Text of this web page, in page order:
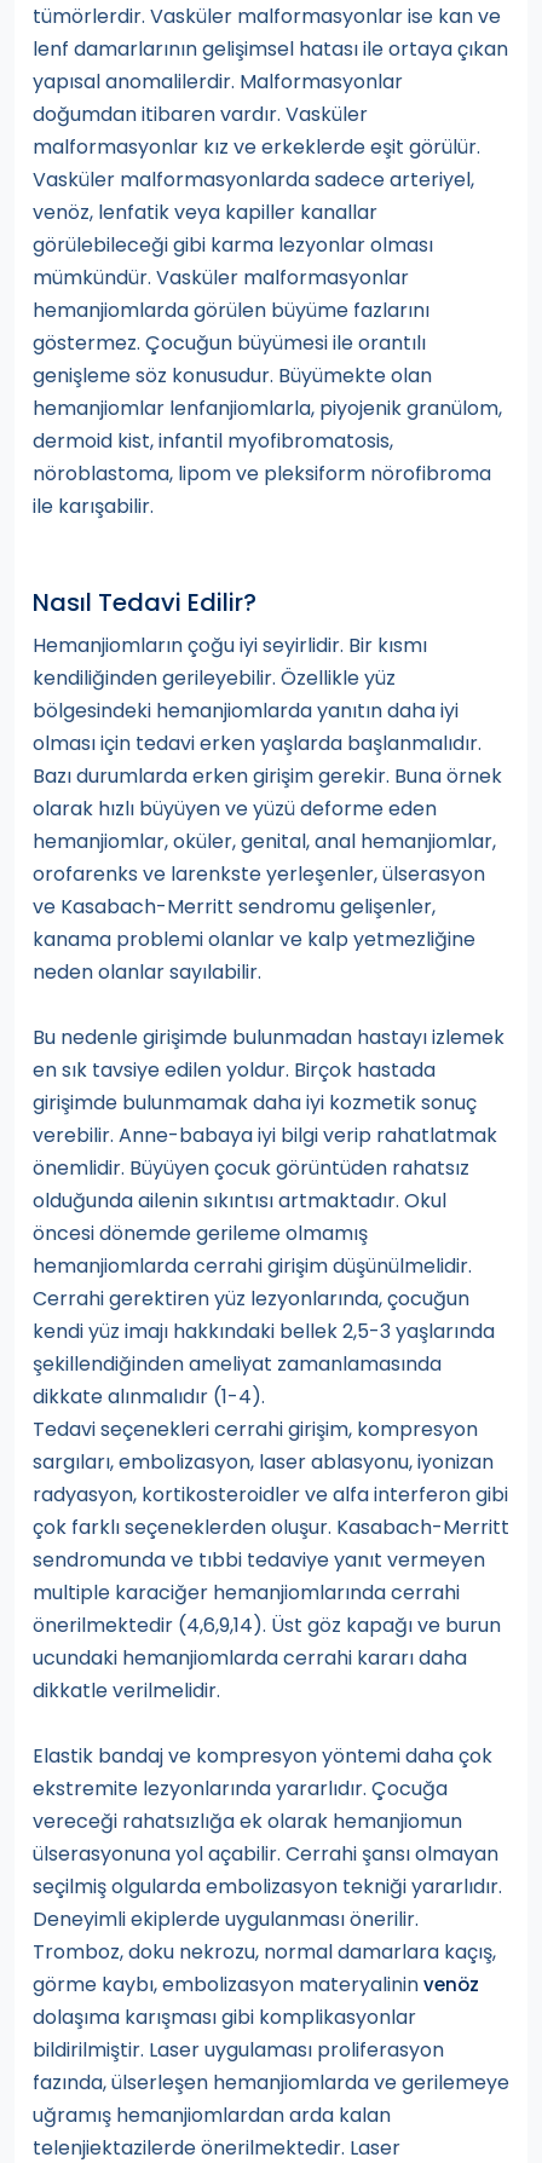
tümörlerdir. Vasküler malformasyonlar ise kan ve
lenf damarlarının gelişimsel hatası ile ortaya çıkan
yapısal anomalilerdir. Malformasyonlar
doğumdan itibaren vardır. Vasküler
malformasyonlar kız ve erkeklerde eşit görülür.
Vasküler malformasyonlarda sadece arteriyel,
venöz, lenfatik veya kapiller kanallar
görülebileceği gibi karma lezyonlar olması
mümkündür. Vasküler malformasyonlar
hemanjiomlarda görülen büyüme fazlarını
göstermez. Çocuğun büyümesi ile orantılı
genişleme söz konusudur. Büyümekte olan
hemanjiomlar lenfanjiomlarla, piyojenik granülom,
dermoid kist, infantil myofibromatosis,
nöroblastoma, lipom ve pleksiform nörofibroma
ile karışabilir.
Nasıl Tedavi Edilir?
Hemanjiomların çoğu iyi seyirlidir. Bir kısmı
kendiliğinden gerileyebilir. Özellikle yüz
bölgesindeki hemanjiomlarda yanıtın daha iyi
olması için tedavi erken yaşlarda başlanmalıdır.
Bazı durumlarda erken girişim gerekir. Buna örnek
olarak hızlı büyüyen ve yüzü deforme eden
hemanjiomlar, oküler, genital, anal hemanjiomlar,
orofarenks ve larenkste yerleşenler, ülserasyon
ve Kasabach-Merritt sendromu gelişenler,
kanama problemi olanlar ve kalp yetmezliğine
neden olanlar sayılabilir.
Bu nedenle girişimde bulunmadan hastayı izlemek
en sık tavsiye edilen yoldur. Birçok hastada
girişimde bulunmamak daha iyi kozmetik sonuç
verebilir. Anne-babaya iyi bilgi verip rahatlatmak
önemlidir. Büyüyen çocuk görüntüden rahatsız
olduğunda ailenin sıkıntısı artmaktadır. Okul
öncesi dönemde gerileme olmamış
hemanjiomlarda cerrahi girişim düşünülmelidir.
Cerrahi gerektiren yüz lezyonlarında, çocuğun
kendi yüz imajı hakkındaki bellek 2,5-3 yaşlarında
şekillendiğinden ameliyat zamanlamasında
dikkate alınmalıdır (1-4).
Tedavi seçenekleri cerrahi girişim, kompresyon
sargıları, embolizasyon, laser ablasyonu, iyonizan
radyasyon, kortikosteroidler ve alfa interferon gibi
çok farklı seçeneklerden oluşur. Kasabach-Merritt
sendromunda ve tıbbi tedaviye yanıt vermeyen
multiple karaciğer hemanjiomlarında cerrahi
önerilmektedir (4,6,9,14). Üst göz kapağı ve burun
ucundaki hemanjiomlarda cerrahi kararı daha
dikkatle verilmelidir.
Elastik bandaj ve kompresyon yöntemi daha çok
ekstremite lezyonlarında yararlıdır. Çocuğa
vereceği rahatsızlığa ek olarak hemanjiomun
ülserasyonuna yol açabilir. Cerrahi şansı olmayan
seçilmiş olgularda embolizasyon tekniği yararlıdır.
Deneyimli ekiplerde uygulanması önerilir.
Tromboz, doku nekrozu, normal damarlara kaçış,
görme kaybı, embolizasyon materyalininvenöz
dolaşıma karışması gibi komplikasyonlar
bildirilmiştir. Laser uygulaması proliferasyon
fazında, ülserleşen hemanjiomlarda ve gerilemeye
uğramış hemanjiomlardan arda kalan
telenjiektazilerde önerilmektedir. Laser